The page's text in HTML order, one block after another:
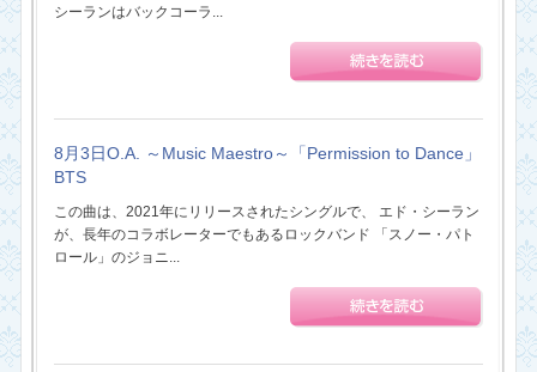
シーランはバックコーラ...
8月3日O.A. ～Music Maestro～「Permission to Dance」
BTS
この曲は、2021年にリリースされたシングルで、 エド・シーラン
が、長年のコラボレーターでもあるロックバンド 「スノー・パト
ロール」のジョニ...